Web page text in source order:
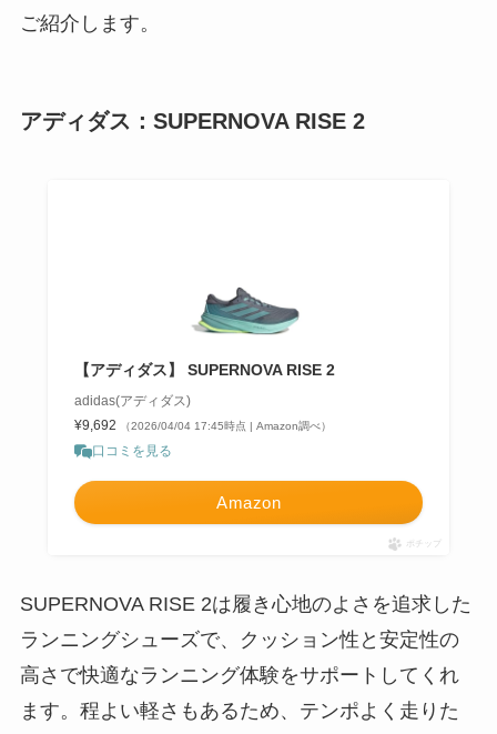
ご紹介します。
アディダス：SUPERNOVA RISE 2
【アディダス】 SUPERNOVA RISE 2
adidas(アディダス)
¥9,692
（2026/04/04 17:45時点 | Amazon調べ）
口コミを見る
Amazon
ポチップ
SUPERNOVA RISE 2は履き心地のよさを追求した
ランニングシューズで、クッション性と安定性の
高さで快適なランニング体験をサポートしてくれ
ます。程よい軽さもあるため、テンポよく走りた